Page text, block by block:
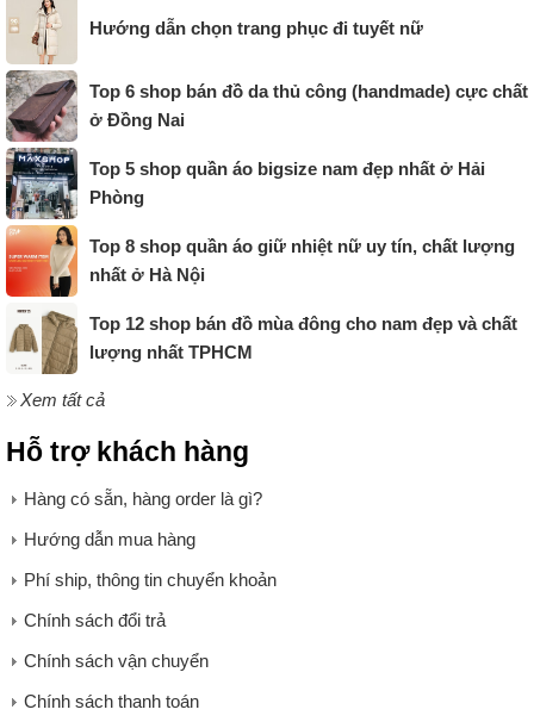
Hướng dẫn chọn trang phục đi tuyết nữ
Top 6 shop bán đồ da thủ công (handmade) cực chất
ở Đồng Nai
Top 5 shop quần áo bigsize nam đẹp nhất ở Hải
Phòng
Top 8 shop quần áo giữ nhiệt nữ uy tín, chất lượng
nhất ở Hà Nội
Top 12 shop bán đồ mùa đông cho nam đẹp và chất
lượng nhất TPHCM
Xem tất cả
Hỗ trợ khách hàng
Hàng có sẵn, hàng order là gì?
Hướng dẫn mua hàng
Phí ship, thông tin chuyển khoản
Chính sách đổi trả
Chính sách vận chuyển
Chính sách thanh toán